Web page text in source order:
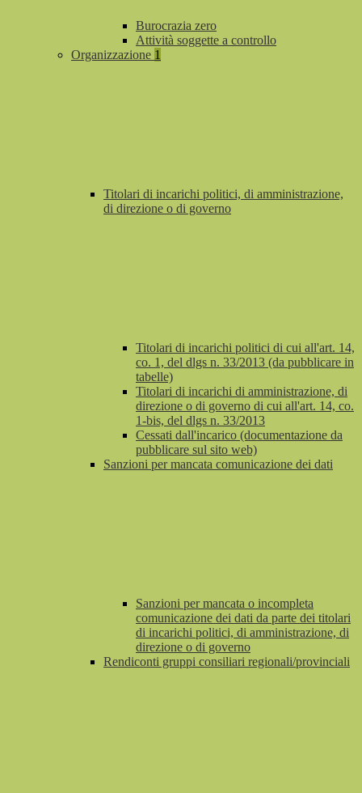
Burocrazia zero
Attività soggette a controllo
Organizzazione 1
Titolari di incarichi politici, di amministrazione,
di direzione o di governo
Titolari di incarichi politici di cui all'art. 14,
co. 1, del dlgs n. 33/2013 (da pubblicare in
tabelle)
Titolari di incarichi di amministrazione, di
direzione o di governo di cui all'art. 14, co.
1-bis, del dlgs n. 33/2013
Cessati dall'incarico (documentazione da
pubblicare sul sito web)
Sanzioni per mancata comunicazione dei dati
Sanzioni per mancata o incompleta
comunicazione dei dati da parte dei titolari
di incarichi politici, di amministrazione, di
direzione o di governo
Rendiconti gruppi consiliari regionali/provinciali